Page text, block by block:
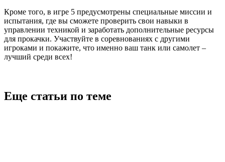
Кроме того, в игре 5 предусмотрены специальные миссии и
испытания, где вы сможете проверить свои навыки в
управлении техникой и заработать дополнительные ресурсы
для прокачки. Участвуйте в соревнованиях с другими
игроками и покажите, что именно ваш танк или самолет –
лучший среди всех!
Еще статьи по теме